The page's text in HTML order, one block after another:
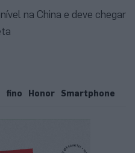
na China e deve chegar
fino Honor Smartphone